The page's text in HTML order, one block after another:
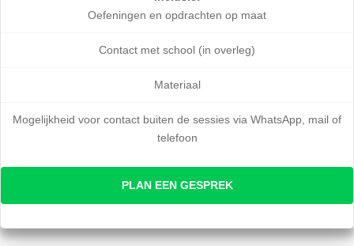
Oefeningen en opdrachten op maat
Contact met school (in overleg)
Materiaal
Mogelijkheid voor contact buiten de sessies via WhatsApp, mail of
telefoon
PLAN EEN GESPREK